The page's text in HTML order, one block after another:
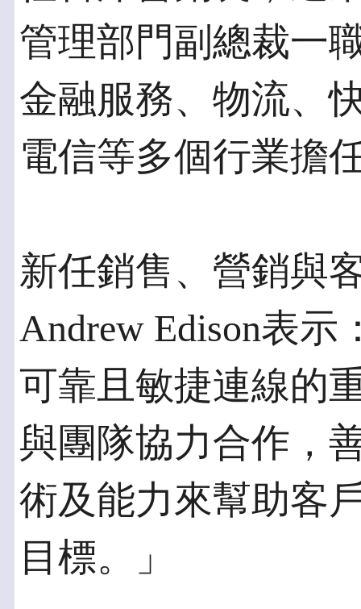
管理部門副總裁一
金融服務、物流、
電信等多個行業擔
新任銷售、營銷與
Andrew Edison表
可靠且敏捷連線的
與團隊協力合作，
術及能力來幫助客
目標。」